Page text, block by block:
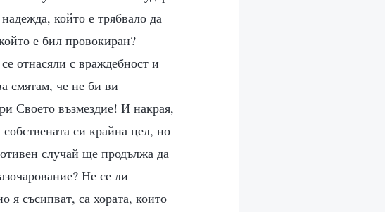
който е трябвало да
е бил провокиран?
отнасяли с враждебност и
смятам, че не би ви
Своето възмездие! И накрая,
си крайна цел, но
случай ще продължа да
Не се ли
я съсипват, са хората, които